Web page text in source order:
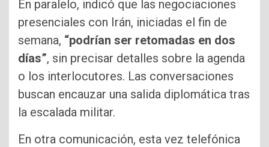
En paralelo, indicó que las negociaciones
presenciales con Irán, iniciadas el fin de
semana, “podrían ser retomadas en dos
días”, sin precisar detalles sobre la agenda
o los interlocutores. Las conversaciones
buscan encauzar una salida diplomática tras
la escalada militar.
En otra comunicación, esta vez telefónica